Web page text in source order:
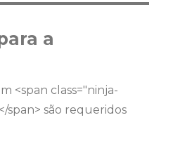
a
<span class="ninja-
span> são requeridos